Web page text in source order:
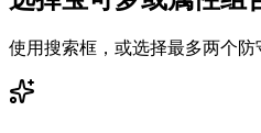
使用搜索框，或选择最多两个防